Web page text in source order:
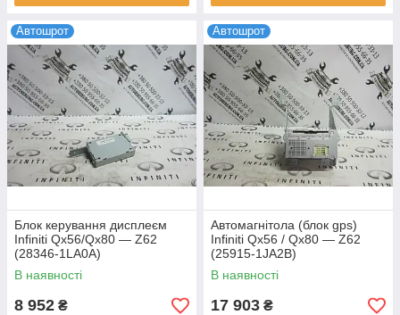
Автошрот
Блок керування дисплеєм
Infiniti Qx56/Qx80 — Z62
(28346-1LA0A)
В наявності
8 952 ₴
Автошрот
Автомагнітола (блок gps)
Infiniti Qx56 / Qx80 — Z62
(25915-1JA2B)
В наявності
17 903 ₴